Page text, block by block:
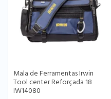
Mala de Ferramentas Irwin
Tool center Reforçada 18
IW14080